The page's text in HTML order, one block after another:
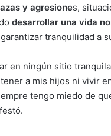
y agresiones,
desarrollar una vida
tranquilidad a
en ningún sitio
a mis hijos ni vivir
tengo miedo de